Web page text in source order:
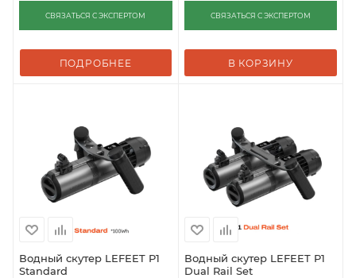
СВЯЗАТЬСЯ С ЭКСПЕРТОМ
ПОДРОБНЕЕ
СВЯЗАТЬСЯ С ЭКСПЕРТОМ
В КОРЗИНУ
Водный скутер LEFEET P1
Standard
Водный скутер LEFEET P1
Dual Rail Set